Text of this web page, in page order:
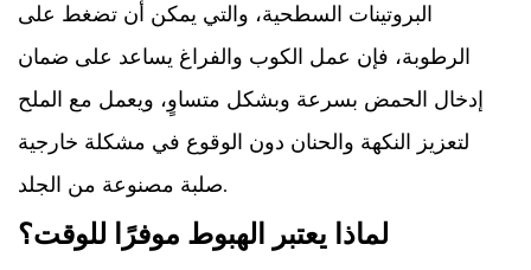
البروتينات السطحية، والتي يمكن أن تضغط على
الرطوبة، فإن عمل الكوب والفراغ يساعد على ضمان
إدخال الحمض بسرعة وبشكل متساوٍ، ويعمل مع الملح
لتعزيز النكهة والحنان دون الوقوع في مشكلة خارجية
صلبة مصنوعة من الجلد.
لماذا يعتبر الهبوط موفرًا للوقت؟